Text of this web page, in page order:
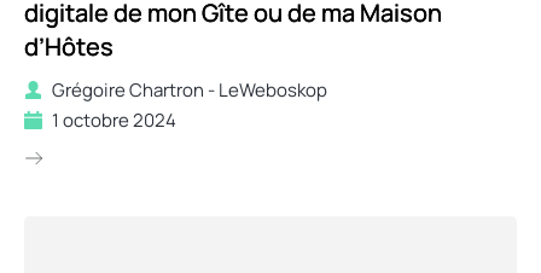
digitale de mon Gîte ou de ma Maison
d’Hôtes
Grégoire Chartron - LeWeboskop
1 octobre 2024